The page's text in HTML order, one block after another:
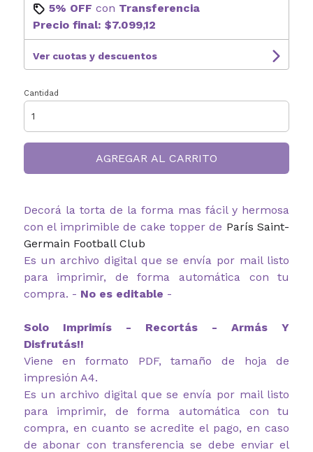
5% OFF con Transferencia
Precio final: $7.099,12
Ver cuotas y descuentos
Cantidad
AGREGAR AL CARRITO
Decorá la torta de la forma mas fácil y hermosa
con el imprimible de cake topper de París Saint-
Germain Football Club
Es un archivo digital que se envía por mail listo
para imprimir, de forma automática con tu
compra. - No es editable -
Solo Imprimís - Recortás - Armás Y
Disfrutás!!
Viene en formato PDF, tamaño de hoja de
impresión A4.
Es un archivo digital que se envía por mail listo
para imprimir, de forma automática con tu
compra, en cuanto se acredite el pago, en caso
de abonar con transferencia se debe enviar el